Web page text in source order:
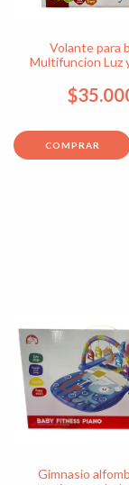
Volante para
Multifuncion Luz
Gimnasio